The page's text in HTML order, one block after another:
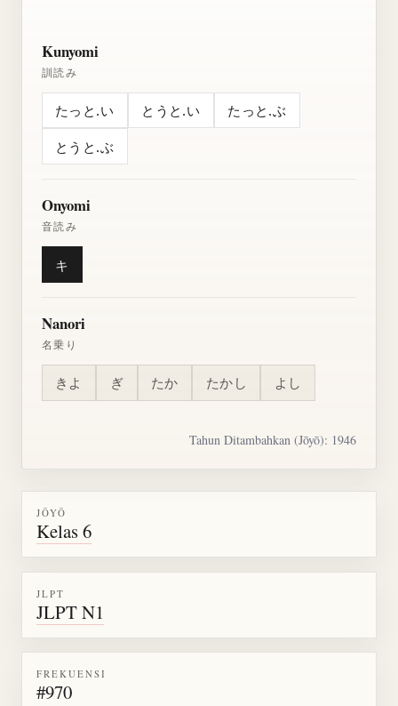
Kunyomi
訓読み
たっと.い とうと.い たっと.ぶ
とうと.ぶ
Onyomi
音読み
キ
Nanori
名乗り
きよ ぎ たか たかし よし
Tahun Ditambahkan (Jōyō): 1946
JŌYŌ
Kelas 6
JLPT
JLPT N1
FREKUENSI
#970